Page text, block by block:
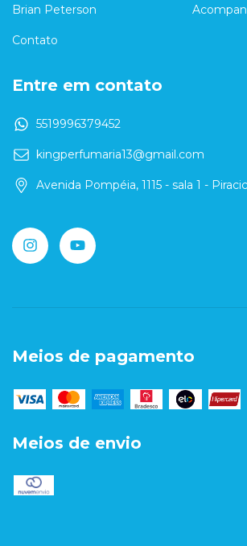
Brian Peterson
Contato
Entre em contato
5519996379452
kingperfumaria13@gmail.com
Avenida Pompéia, 1115 - sala 1 -
Meios de pagamento
Meios de envio